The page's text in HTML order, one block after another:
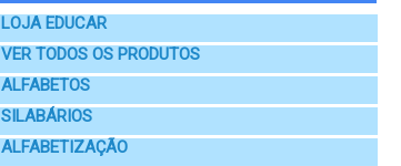
LOJA EDUCAR
VER TODOS OS PRODUTOS
ALFABETOS
SILABÁRIOS
ALFABETIZAÇÃO